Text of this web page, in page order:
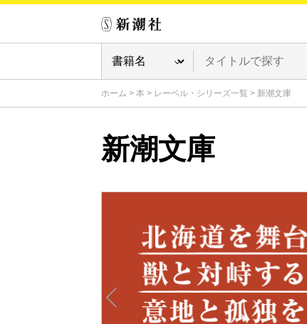
ホーム > 本 > レーベル・シリーズ一覧 > 新潮文庫
新潮文庫